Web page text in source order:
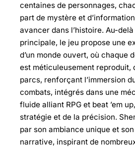
centaines de personnages,
part de mystère et
avancer dans l’histoire. Au-
principale, le jeu propose une
d’un monde ouvert, où chaque
est méticuleusement reproduit,
parcs, renforçant l’immersion
combats, intégrés dans une
fluide alliant RPG et beat ’em
stratégie et de la précision.
par son ambiance unique et
narrative, inspirant de